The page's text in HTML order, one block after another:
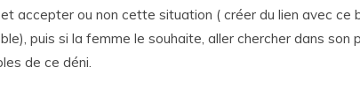
accepter ou non cette situation ( créer du lien avec ce
puis si la femme le souhaite, aller chercher dans son
de ce déni.